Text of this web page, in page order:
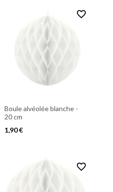
favorite_border
Boule alvéolée blanche -
20 cm
1,90 €
favorite_border